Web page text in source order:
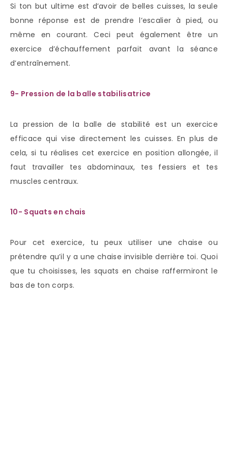
Si ton but ultime est d’avoir de belles cuisses, la seule
bonne réponse est de prendre l’escalier à pied, ou
même en courant. Ceci peut également être un
exercice d’échauffement parfait avant la séance
d’entraînement.
9- Pression de la balle stabilisatrice
La pression de la balle de stabilité est un exercice
efficace qui vise directement les cuisses. En plus de
cela, si tu réalises cet exercice en position allongée, il
faut travailler tes abdominaux, tes fessiers et tes
muscles centraux.
10- Squats en chais
Pour cet exercice, tu peux utiliser une chaise ou
prétendre qu’il y a une chaise invisible derrière toi. Quoi
que tu choisisses, les squats en chaise raffermiront le
bas de ton corps.